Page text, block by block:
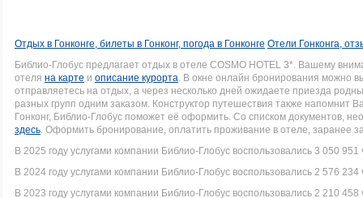
Отдых в Гонконге, билеты в Гонконг, погода в Гонконге Отели Гонконга,
Библио-Глобус предлагает отдых в отеле COSMO HOTEL 3*. Вашему
отеля на карте и описание курорта. В окне онлайн бронирования можно
отправляетесь на отдых, а через несколько дней ожидаете приезда
разных групп одним заказом. Конструктор путешествия также напомнит
Гонконг, Библио-Глобус поможет её оформить. Со списком документов,
здесь. Оформить бронирование, оплатить проживание в отеле, заранее
В 2025 году услугами компании Библио-Глобус воспользовались 3 050 951
В 2024 году услугами компании Библио-Глобус воспользовались 2 576 234
В 2023 году услугами компании Библио-Глобус воспользовались 2 210 458